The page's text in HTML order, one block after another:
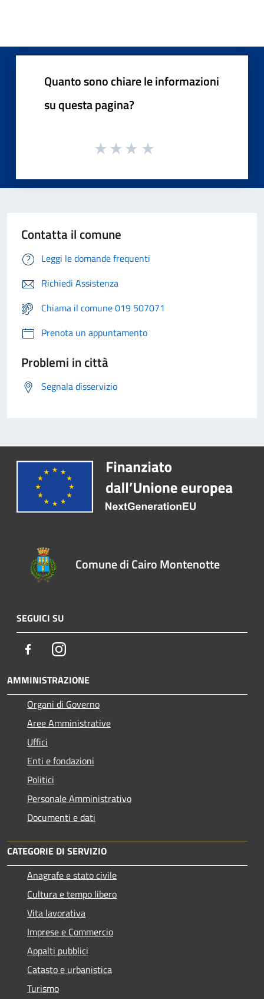
Quanto sono chiare le informazioni
su questa pagina?
Contatta il comune
Leggi le domande frequenti
Richiedi Assistenza
Chiama il comune 019 507071
Prenota un appuntamento
Problemi in città
Segnala disservizio
Comune di Cairo Montenotte
SEGUICI SU
FacebookInstagram
AMMINISTRAZIONE
Organi di Governo
Aree Amministrative
Uffici
Enti e fondazioni
Politici
Personale Amministrativo
Documenti e dati
CATEGORIE DI SERVIZIO
Anagrafe e stato civile
Cultura e tempo libero
Vita lavorativa
Imprese e Commercio
Appalti pubblici
Catasto e urbanistica
Turismo